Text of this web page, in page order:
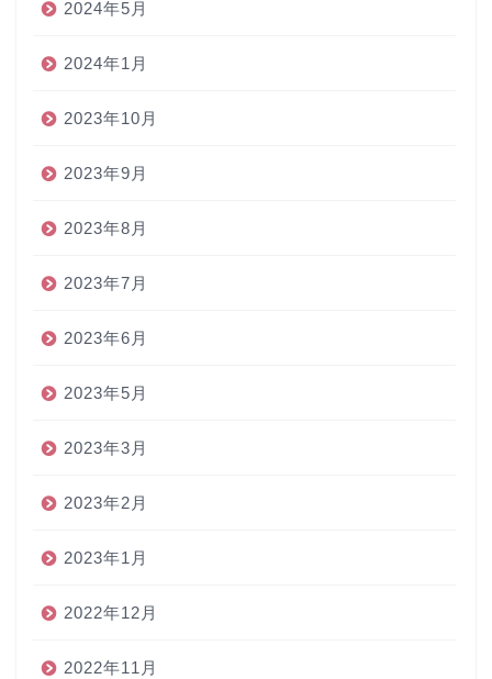
2024年5月
2024年1月
2023年10月
2023年9月
2023年8月
2023年7月
2023年6月
2023年5月
2023年3月
2023年2月
2023年1月
2022年12月
2022年11月